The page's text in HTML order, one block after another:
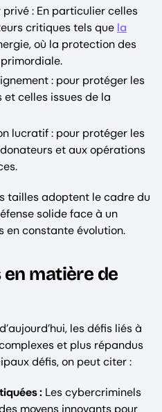
: En particulier celles
critiques tels que la
où la protection des
: pour protéger les
celles issues de la
lucratif : pour protéger les
et aux opérations
tailles adoptent le cadre du
solide face à un
en constante évolution.
matière de
les défis liés à
et plus répandus
défis, on peut citer :
: Les cybercriminels
moyens innovants pour